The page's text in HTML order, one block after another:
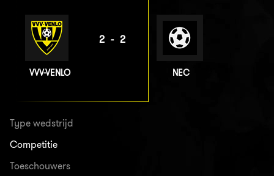
VVV-VENLO
2-2
NEC
Type wedstrijd
Competitie
Toeschouwers